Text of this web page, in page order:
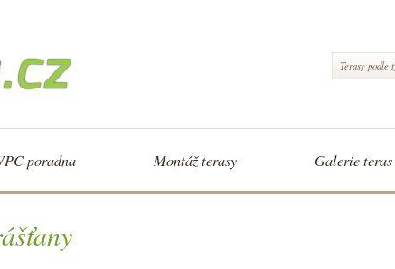
Terasy podle
poradna Montáž terasy Galerie teras